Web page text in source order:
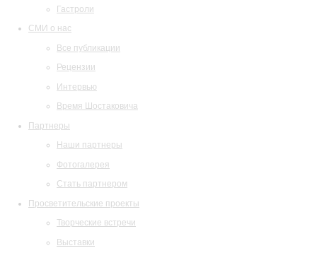
Гастроли
СМИ о нас
Все публикации
Рецензии
Интервью
Время Шостаковича
Партнеры
Наши партнеры
Фотогалерея
Стать партнером
Просветительские проекты
Творческие встречи
Выставки